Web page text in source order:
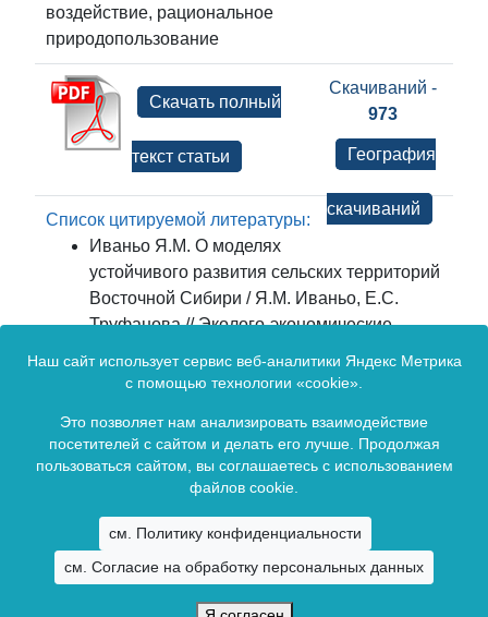
воздействие, рациональное
природопользование
Скачиваний -
973
География
скачиваний
Скачать полный
текст статьи
Список цитируемой литературы:
Иваньо Я.М. О моделях
устойчивого развития сельских территорий
Восточной Сибири / Я.М. Иваньо, Е.С.
Труфанова // Эколого-экономические,
формирования и развития биосферного
науч.-практ. конф. - Иркутск: ИрГСХА, 2008.
- 206 с.
Наш сайт использует сервис веб-аналитики Яндекс Метрика
с помощью технологии «cookie».
Это позволяет нам анализировать взаимодействие
посетителей с сайтом и делать его лучше. Продолжая
пользоваться сайтом, вы соглашаетесь с использованием
файлов cookie.
см. Политику конфиденциальности
см. Согласие на обработку персональных данных
Сетевое издание зарегистрировано в Федеральной службой по
надзору в сфере связи, информационных технологий и массовых
коммуникаций (Роскомнадзор).
Свидетельство о регистрации ЭЛ № ФС77-65694 от 13 мая 2016 г.